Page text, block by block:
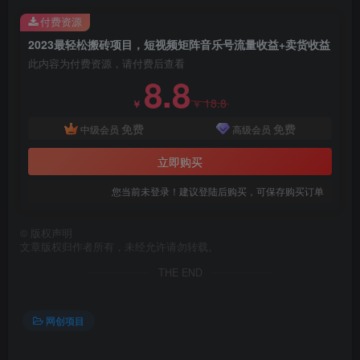
2023最轻松搬砖项目，短视频矩阵音乐号流量收益+卖货收益
此内容为付费资源，请付费后查看
￥ 8.8￥18.8
中级会员 免费 高级会员 免费
立即购买
您当前未登录！建议登陆后购买，可保存购买订单
付费资源
版权声明
文章版权归作者所有，未经允许请勿转载。
THE END
网创项目